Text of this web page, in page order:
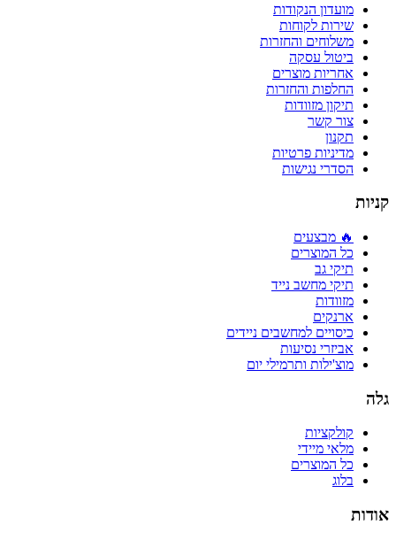
מועדון הנקודות
שירות לקוחות
משלוחים והחזרות
ביטול עסקה
אחריות מוצרים
החלפות והחזרות
תיקון מזוודות
צור קשר
תקנון
מדיניות פרטיות
הסדרי נגישות
קניות
🔥 מבצעים
כל המוצרים
תיקי גב
תיקי מחשב נייד
מזוודות
ארנקים
כיסויים למחשבים ניידים
אביזרי נסיעות
מוצ'ילות ותרמילי יום
גלה
קולקציות
מלאי מיידי
כל המוצרים
בלוג
אודות